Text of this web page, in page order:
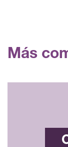
Más